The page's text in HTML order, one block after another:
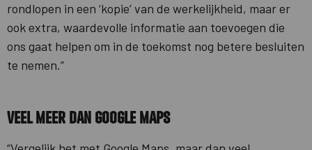
rondlopen in een ‘kopie’ van de werkelijkheid, maar er
ook extra, waardevolle informatie aan toevoegen die
ons gaat helpen om in de toekomst nog betere besluiten
te nemen.”
Veel meer dan Google Maps